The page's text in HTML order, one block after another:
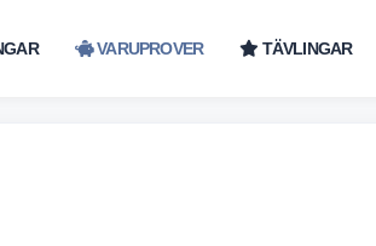
VARUPROVER TÄVLINGAR